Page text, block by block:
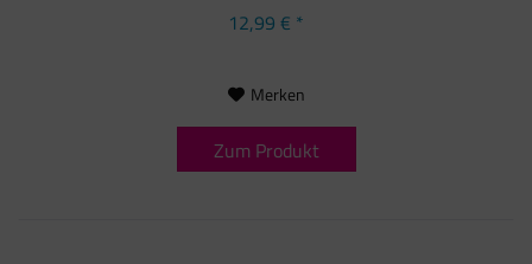
12,99 € *
Merken
Zum Produkt